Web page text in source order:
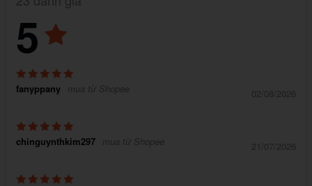
5
fanyppany mua từ Shopee 02/08/2026
chinguynthkim297 mua từ Shopee 21/07/2026